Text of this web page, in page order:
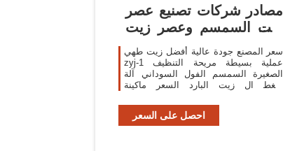
مصادر شركات تصنيع عصر
زيت السمسم وعصر زيت
السمسم في
سعر المصنع جودة عالية أفضل زيت طهي
zyj-1 عملية بسيطة مريحة التنظيف
الصغيرة السمسم الفول السوداني آلة
ضغط ال زيت البارد السعر ماكينة
على زيت بذور
احصل على السعر